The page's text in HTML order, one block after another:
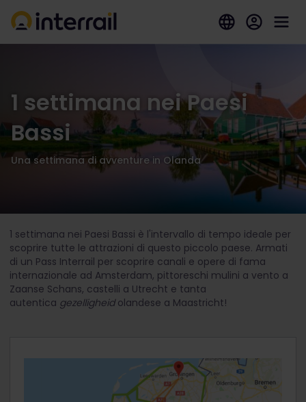
1 settimana nei Paesi
Bassi
Una settimana di avventure in Olanda
1 settimana nei Paesi Bassi è l'intervallo di tempo ideale per
scoprire tutte le attrazioni di questo piccolo paese. Armati
di un Pass Interrail per scoprire canali e opere di fama
internazionale ad Amsterdam, pittoreschi mulini a vento a
Zaanse Schans, castelli a Utrecht e tanta
autentica gezelligheidolandese a Maastricht!